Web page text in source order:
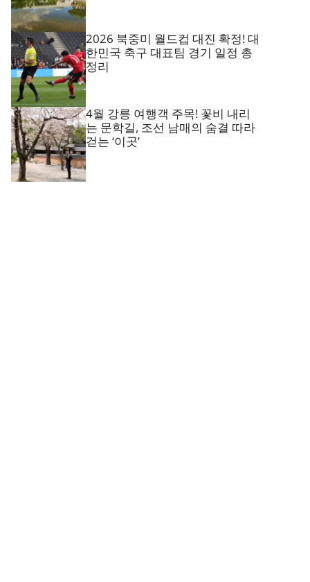
2026 북중미 월드컵 대진 확정! 대
한민국 축구 대표팀 경기 일정 총
정리
4월 강릉 여행객 주목! 꽃비 내리
는 문학길, 조선 남매의 숨결 따라
걷는 ‘이곳’